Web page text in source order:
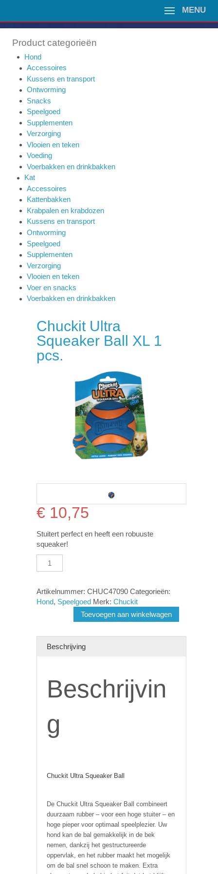
MENU
Product categorieën
Hond
Accessoires
Kussens en transport
Ontworming
Snacks
Speelgoed
Supplementen
Verzorging
Vlooien en teken
Voeding
Voerbakken en drinkbakken
Kat
Accessoires
Kattenbakken
Krabpalen en krabdozen
Kussens en transport
Ontworming
Speelgoed
Supplementen
Verzorging
Vlooien en teken
Voer en snacks
Voerbakken en drinkbakken
Chuckit Ultra
Squeaker Ball XL 1
pcs.
€ 10,75
Stuitert perfect en heeft een robuuste
squeaker!
Chuckit
Ultra
Ball
XL
Artikelnummer: CHUC47090 Categorieën:
Hond, Speelgoed Merk: Chuckit
Toevoegen aan winkelwagen
Beschrijving
Beschrijvin
g
Chuckit Ultra Squeaker Ball
De Chuckit Ultra Squeaker Ball combineert
duurzaam rubber – voor een hoge stuiter – en
hoge pieper voor optimaal speelplezier. Uw
hond kan de bal gemakkelijk in de bek
nemen, dankzij het gestructureerde
oppervlak, en het rubber maakt het mogelijk
om de bal snel schoon te maken. Extra